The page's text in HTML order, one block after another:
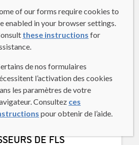
DANS L’ACTION :
DU CECR POUR
DE FLS
of our forms require cookies to
enabled in your browser settings.
these instructions for
de nos formulaires
l’activation des cookies
les paramètres de votre
Consultez ces
pour obtenir de l’aide.